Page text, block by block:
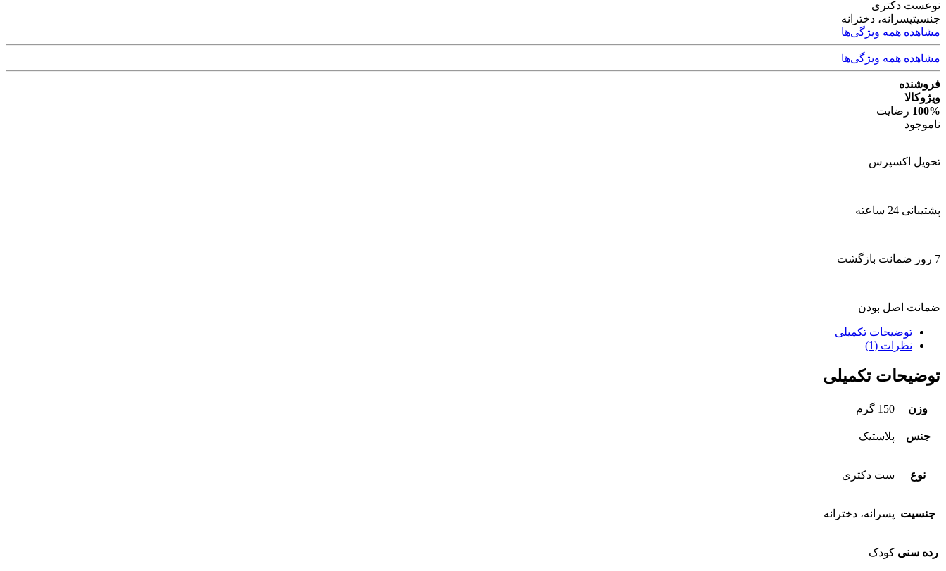
نوعست دکتری
جنسیتپسرانه، دخترانه
مشاهده همه ویژگی‌ها
مشاهده همه ویژگی‌ها
فروشنده
ویژوکالا
100% رضایت
ناموجود
تحویل اکسپرس
پشتیبانی 24 ساعته
7 روز ضمانت بازگشت
ضمانت اصل بودن
توضیحات تکمیلی
نظرات (1)
توضیحات تکمیلی
وزن 150 گرم
جنس پلاستیک
نوع ست دکتری
جنسیت پسرانه، دخترانه
رده سنی کودک